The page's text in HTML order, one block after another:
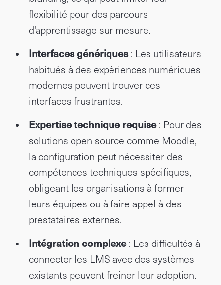
flexibilité pour des parcours
d'apprentissage sur mesure.
Interfaces génériques: Les utilisateurs
habitués à des expériences numériques
modernes peuvent trouver ces
interfaces frustrantes.
Expertise technique requise: Pour des
solutions open source comme Moodle,
la configuration peut nécessiter des
compétences techniques spécifiques,
obligeant les organisations à former
leurs équipes ou à faire appel à des
prestataires externes.
Intégration complexe: Les difficultés à
connecter les LMS avec des systèmes
existants peuvent freiner leur adoption.